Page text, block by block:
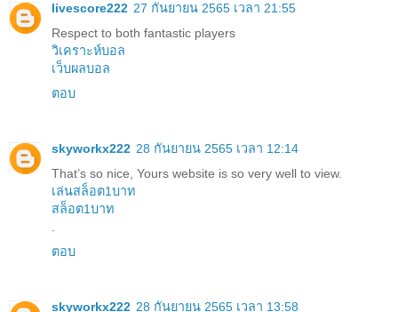
livescore222 27 กันยายน 2565 เวลา 21:55
Respect to both fantastic players
วิเคราะห์บอล
เว็บผลบอล
ตอบ
skyworkx222 28 กันยายน 2565 เวลา 12:14
That’s so nice, Yours website is so very well to view.
เล่นสล็อต1บาท
สล็อต1บาท
.
ตอบ
skyworkx222 28 กันยายน 2565 เวลา 13:58